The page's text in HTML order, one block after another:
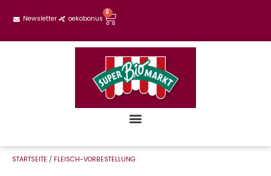
Newsletter oekobonus
0
STARTSEITE / FLEISCH-VORBESTELLUNG